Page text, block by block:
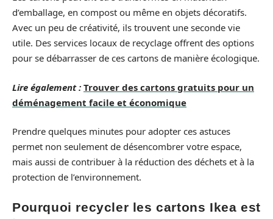
d’emballage, en compost ou même en objets décoratifs.
Avec un peu de créativité, ils trouvent une seconde vie
utile. Des services locaux de recyclage offrent des options
pour se débarrasser de ces cartons de manière écologique.
Lire également : Trouver des cartons gratuits pour un
déménagement facile et économique
Prendre quelques minutes pour adopter ces astuces
permet non seulement de désencombrer votre espace,
mais aussi de contribuer à la réduction des déchets et à la
protection de l’environnement.
Pourquoi recycler les cartons Ikea est